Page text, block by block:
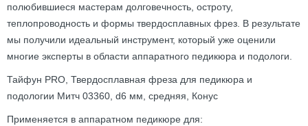
полюбившиеся мастерам долговечность, остроту,
теплопроводность и формы твердосплавных фрез. В результате
мы получили идеальный инструмент, который уже оценили
многие эксперты в области аппаратного педикюра и подологи.
Тайфун PRO, Твердосплавная фреза для педикюра и
подологии Митч 03360, d6 мм, средняя, Конус
Применяется в аппаратном педикюре для: